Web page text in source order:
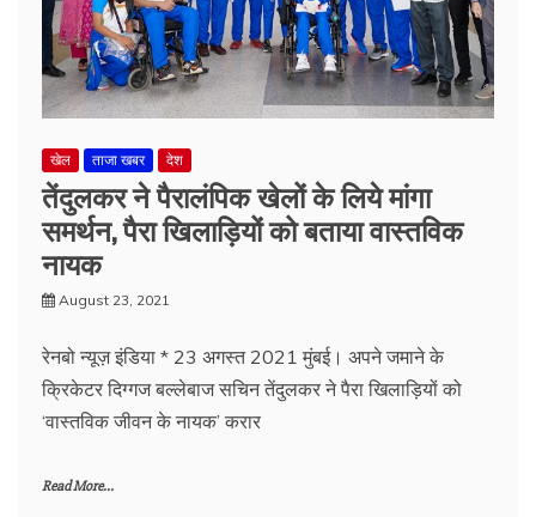
खेल ताजा खबर देश
तेंदुलकर ने पैरालंपिक खेलों के लिये मांगा
समर्थन, पैरा खिलाड़ियों को बताया वास्तविक
नायक
August 23, 2021
रेनबो न्यूज़ इंडिया * 23 अगस्त 2021 मुंबई। अपने जमाने के
क्रिकेटर दिग्गज बल्लेबाज सचिन तेंदुलकर ने पैरा खिलाड़ियों को
‘वास्तविक जीवन के नायक’ करार
Read More...